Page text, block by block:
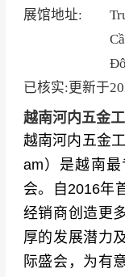
展馆地址:
已核实:更新于
越南河内五金
越南河内五金
am）是越南
会。自2016年
经销商创造更
厚的发展潜力
际盛会，为有